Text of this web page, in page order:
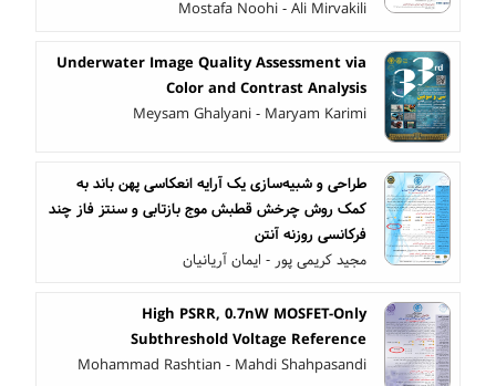
Mostafa Noohi - Ali Mirvakili
Underwater Image Quality Assessment via
Color and Contrast Analysis
Meysam Ghalyani - Maryam Karimi
طراحی و شبیه‌سازی یک آرایه انعکاسی پهن باند به
کمک روش چرخش قطبش موج بازتابی و سنتز فاز چند
فرکانسی روزنه آنتن
مجید کریمی پور - ایمان آریانیان
High PSRR, 0.7nW MOSFET-Only
Subthreshold Voltage Reference
Mohammad Rashtian - Mahdi Shahpasandi